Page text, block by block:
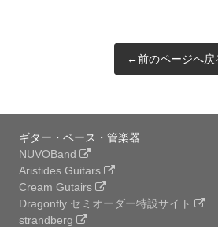
←前のページへ戻
ギター・ベース・管楽器
NUVOBand
Aristides Guitars
Cream Gutairs
Dragonfly セミオーダー特設サイト
strandberg